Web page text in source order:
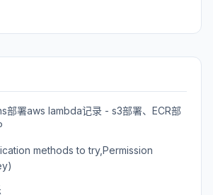
部署aws lambda记录 - s3部署、ECR部
methods to try,Permission